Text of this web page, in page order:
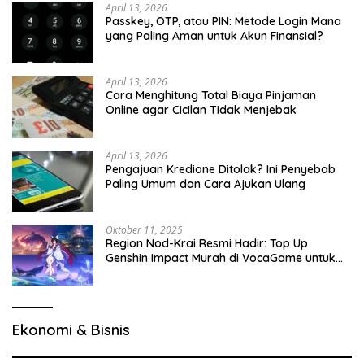
April 13, 2026
Passkey, OTP, atau PIN: Metode Login Mana
yang Paling Aman untuk Akun Finansial?
April 13, 2026
Cara Menghitung Total Biaya Pinjaman
Online agar Cicilan Tidak Menjebak
April 13, 2026
Pengajuan Kredione Ditolak? Ini Penyebab
Paling Umum dan Cara Ajukan Ulang
Oktober 11, 2025
Region Nod-Krai Resmi Hadir: Top Up
Genshin Impact Murah di VocaGame untuk
Ekonomi & Bisnis